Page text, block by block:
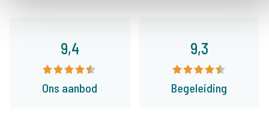
9,4
Ons aanbod
9,3
Begeleiding